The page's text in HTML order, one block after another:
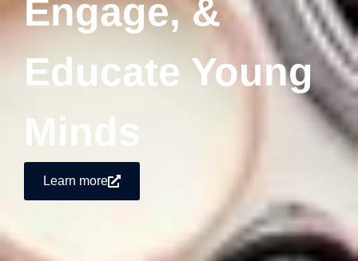
Engage, &
Educate Young
Minds
Learn more